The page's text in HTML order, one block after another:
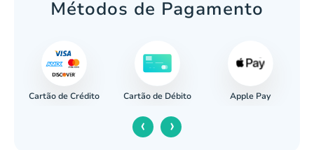
Métodos de Pagamento
Cartão de Crédito Cartão de Débito Apple Pay
‹ ›